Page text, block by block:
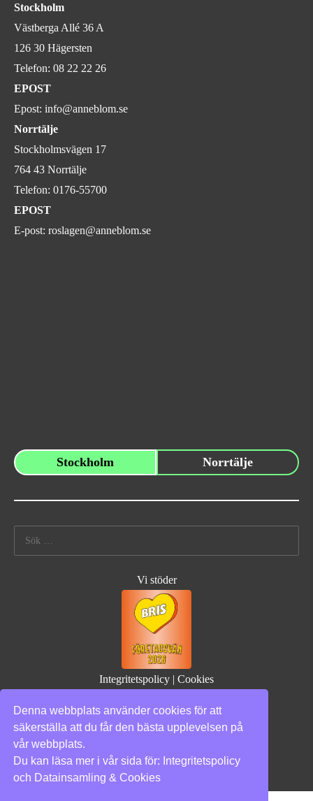
Denna webbplats använder cookies för att
säkerställa att du får den bästa upplevelsen på
vår webbplats.
Du kan läsa mer i vår sida för: Integritetspolicy
och Datainsamling & Cookies
Stockholm
Västberga Allé 36 A
126 30 Hägersten
Telefon: 08 22 22 26
EPOST
Epost: info@anneblom.se
Norrtälje
Stockholmsvägen 17
764 43 Norrtälje
Telefon: 0176-55700
EPOST
E-post: roslagen@anneblom.se
Stockholm Norrtälje
Vi stöder
Integritetspolicy | Cookies